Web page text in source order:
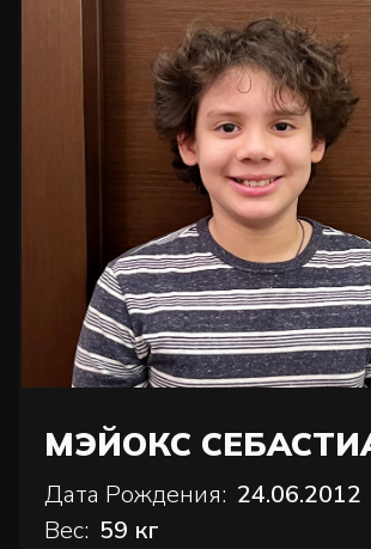
МЭЙОКС
Дата Рождения: 24.06.2012
Вес: 59 кг